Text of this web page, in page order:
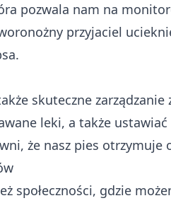
pozwala nam na
przyjaciel
skuteczne
leki, a także
że nasz pies
społeczności, gdzie